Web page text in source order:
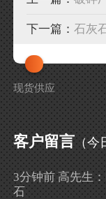
下一篇：石灰
现货供应
客户留言 （
3分钟前 高先生
石